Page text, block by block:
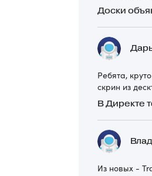
Ребята,
скрин из
Из новых -